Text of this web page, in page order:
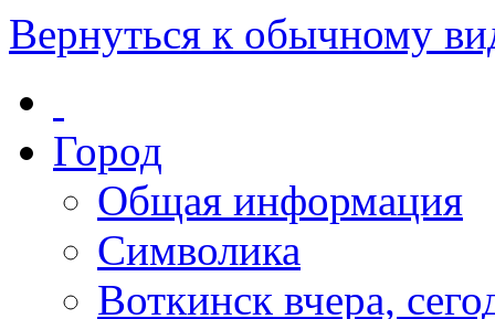
Вернуться к обычному
Город
Общая информация
Символика
Воткинск вчера,